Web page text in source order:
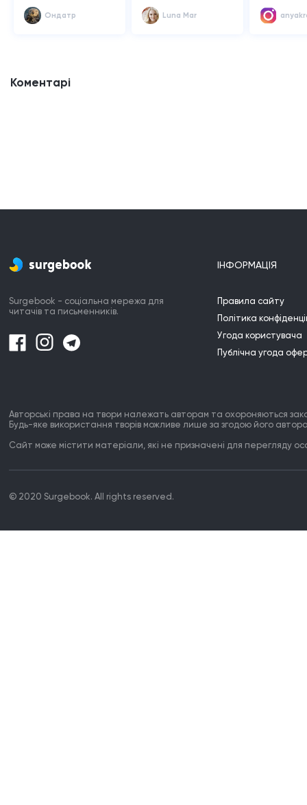
Ондатр Luna Mar
Коментарі
Surgebook - соціальна мережа для
читачів та письменників.
ІНФОРМАЦІЯ
Правила сайту
Політика
Угода користувача
Публічна угода
Авторські права на твори належать авторам та охороняються
Будь-яке використання творів можливе лише за згодою його
Сайт може містити матеріали, які не призначені для перегляду
© 2020 Surgebook. All rights reserved.